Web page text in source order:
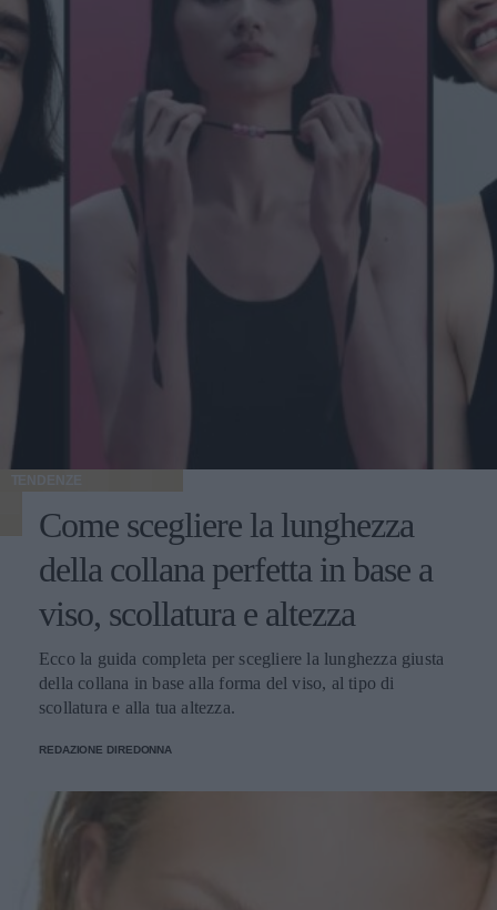
TENDENZE
Come scegliere la lunghezza
della collana perfetta in base a
viso, scollatura e altezza
Ecco la guida completa per scegliere la lunghezza giusta
della collana in base alla forma del viso, al tipo di
scollatura e alla tua altezza.
REDAZIONE DIREDONNA